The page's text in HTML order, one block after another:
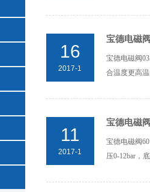
16
2017-1
宝德电磁
宝德电磁阀
合温度更高
11
2017-1
宝德电磁
宝德电磁阀
压0-12bar，